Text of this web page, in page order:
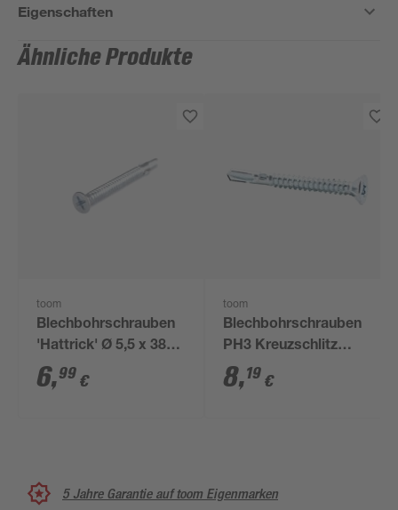
Eigenschaften
Ähnliche Produkte
toom
Blechbohrschrauben
'Hattrick' Ø 5,5 x 38
mm 15 Stück
6,99 €
toom
Blechbohrschrauben
PH3 Kreuzschlitz
Stahl 5,5 x 50 mm 15
Stück
8,19 €
5 Jahre Garantie auf toom Eigenmarken